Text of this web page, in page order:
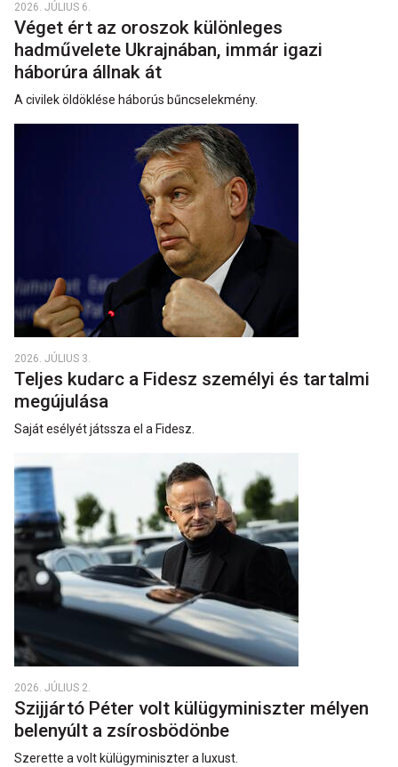
2026. JÚLIUS 6.
Véget ért az oroszok különleges
hadművelete Ukrajnában, immár igazi
háborúra állnak át
A civilek öldöklése háborús bűncselekmény.
2026. JÚLIUS 3.
Teljes kudarc a Fidesz személyi és tartalmi
megújulása
Saját esélyét játssza el a Fidesz.
2026. JÚLIUS 2.
Szijjártó Péter volt külügyminiszter mélyen
belenyúlt a zsírosbödönbe
Szerette a volt külügyminiszter a luxust.